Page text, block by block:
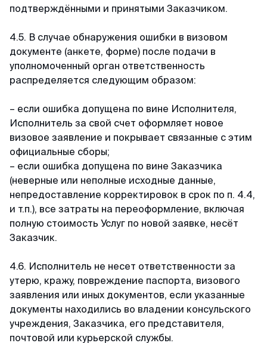
подтверждёнными и принятыми Заказчиком.
4.5. В случае обнаружения ошибки в визовом
документе (анкете, форме) после подачи в
уполномоченный орган ответственность
распределяется следующим образом:
– если ошибка допущена по вине Исполнителя,
Исполнитель за свой счет оформляет новое
визовое заявление и покрывает связанные с этим
официальные сборы;
– если ошибка допущена по вине Заказчика
(неверные или неполные исходные данные,
непредоставление корректировок в срок по п. 4.4,
и т.п.), все затраты на переоформление, включая
полную стоимость Услуг по новой заявке, несёт
Заказчик.
4.6. Исполнитель не несет ответственности за
утерю, кражу, повреждение паспорта, визового
заявления или иных документов, если указанные
документы находились во владении консульского
учреждения, Заказчика, его представителя,
почтовой или курьерской службы.